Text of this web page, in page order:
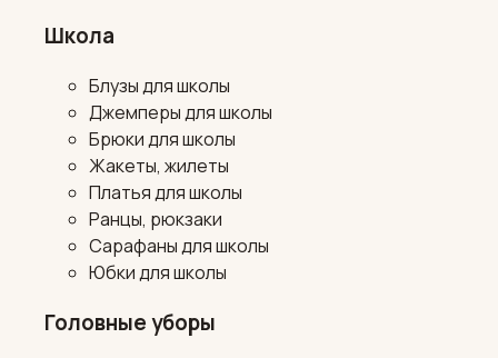
Школа
Блузы для школы
Джемперы для школы
Брюки для школы
Жакеты, жилеты
Платья для школы
Ранцы, рюкзаки
Сарафаны для школы
Юбки для школы
Головные уборы